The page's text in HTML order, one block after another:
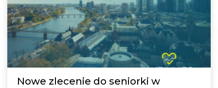
Nowe zlecenie do seniorki w